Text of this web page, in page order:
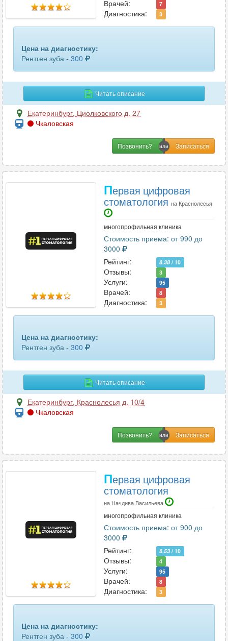
Врачей: 7
Диагностика: 3
Цена на диагностику:
Рентген зуба - 300
Читать описание
Екатеринбург, Циолковского д. 27
Чкаловская
Позвонить?
Первая цифровая
стоматология на Краснолесья
многопрофильная клиника
Стоимость приема: от 990 до
3000
Рейтинг:
8.38 / 10
Отзывы: 3
Услуги: 95
Врачей: 8
Диагностика: 3
Цена на диагностику:
Рентген зуба - 300
Читать описание
Екатеринбург, Краснолесья д. 10/4
Чкаловская
Позвонить?
Первая цифровая
стоматология
на Начдива Васильева
многопрофильная клиника
Стоимость приема: от 900 до
3000
Рейтинг:
8.53 / 10
Отзывы: 4
Услуги: 95
Врачей: 8
Диагностика: 3
Цена на диагностику:
Рентген зуба - 300